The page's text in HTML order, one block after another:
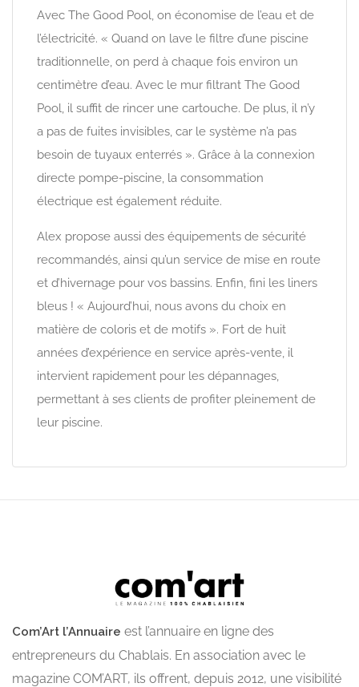
Avec The Good Pool, on économise de l’eau et de
l’électricité. « Quand on lave le filtre d’une piscine
traditionnelle, on perd à chaque fois environ un
centimètre d’eau. Avec le mur filtrant The Good
Pool, il suffit de rincer une cartouche. De plus, il n’y
a pas de fuites invisibles, car le système n’a pas
besoin de tuyaux enterrés ». Grâce à la connexion
directe pompe-piscine, la consommation
électrique est également réduite.
Alex propose aussi des équipements de sécurité
recommandés, ainsi qu’un service de mise en route
et d’hivernage pour vos bassins. Enfin, fini les liners
bleus ! « Aujourd’hui, nous avons du choix en
matière de coloris et de motifs ». Fort de huit
années d’expérience en service après-vente, il
intervient rapidement pour les dépannages,
permettant à ses clients de profiter pleinement de
leur piscine.
Com’Art l’Annuaire est l’annuaire en ligne des
entrepreneurs du Chablais. En association avec le
magazine COM’ART, ils offrent, depuis 2012, une visibilité